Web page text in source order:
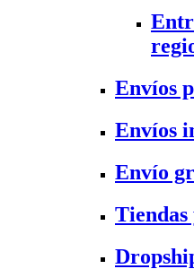
Envíos
Envíos
Envío